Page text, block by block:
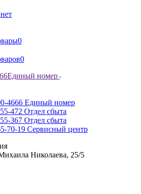
0
0
Единый номер
4666 Единый номер
472 Отдел сбыта
367 Отдел сбыта
70-19 Сервисный центр
Николаева, 25/5